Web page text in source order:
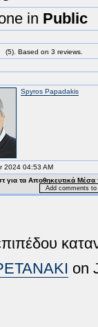
in Public
(5). Based on 3 reviews.
Spyros Papadakis
2024 04:53 AM
για τα Αποθηκευτικά
Add comments to
on